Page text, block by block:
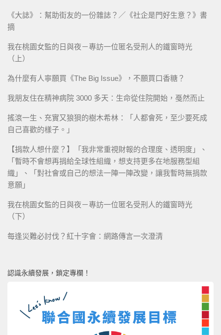
《大誌》：幫助街友的一份雜誌？／《社企是門好生意？》書
摘
我在桃園女監的日與夜－專訪一位匿名受刑人的鐵窗時光
（上）
為什麼有人寧願買《The Big Issue》，不願買口香糖？
我朋友住在精神病院 3000 多天：生命從住院開始，戞然而止
搖滾一生、充實又狼狽的樹木希林：「人都會死，至少要死成
自己喜歡的樣子。」
【捐款人想什麼？】「我非常重視財報的合理度、透明度」、
「暫時不會想再捐給全球性組織，想支持更多在地服務型組
織」、「對社會或自己的想法一陣一陣改變，讓我暫時無捐款
意願」
我在桃園女監的日與夜－專訪一位匿名受刑人的鐵窗時光
（下）
每逢災難必討伐？紅十字會：網路傳言一次澄清
認識永續發展，鎖定專欄！